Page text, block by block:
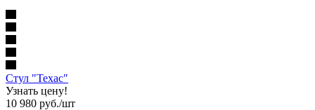
Стул "Техас"
Узнать цену!
10 980 руб./шт